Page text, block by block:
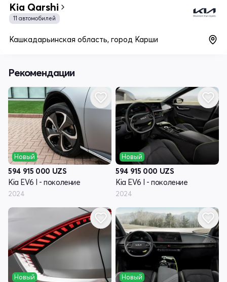
Kia Qarshi
11 автомобилей
Кашкадарьинская область, город Карши
Рекомендации
Новый
594 915 000 UZS
Kia EV6 I - поколение
2024
Новый
594 915 000 UZS
Kia EV6 I - поколение
2024
Новый Новый